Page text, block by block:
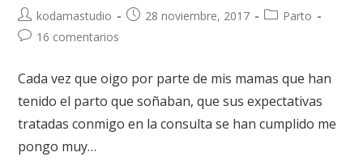
kodamastudio 28 noviembre, 2017
Parto
16 comentarios
Cada vez que oigo por parte de mis mamas que han
tenido el parto que soñaban, que sus expectativas
tratadas conmigo en la consulta se han cumplido me
pongo muy…